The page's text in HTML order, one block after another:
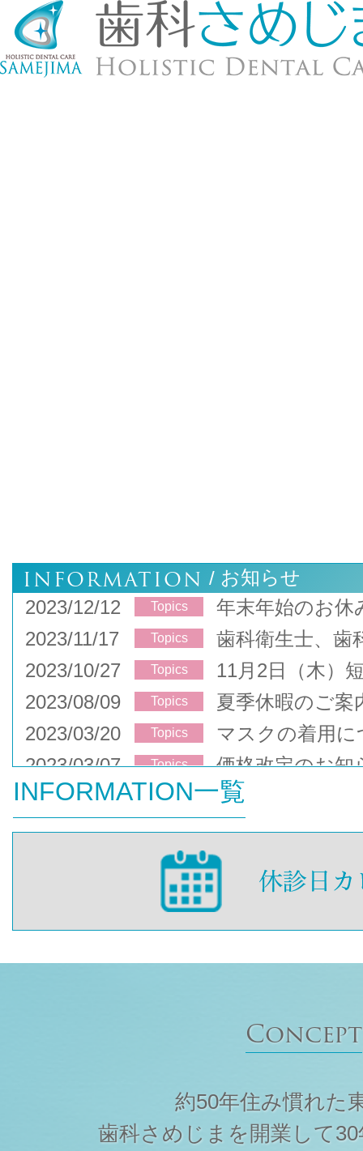
INFORMATION / お知らせ
2023/12/12
Topics
年末年始のお休
2023/11/17
Topics
歯科衛生士、歯
2023/10/27
Topics
11月2日（木）
2023/08/09
Topics
夏季休暇のご案
2023/03/20
Topics
マスクの着用に
2023/03/07
Topics 価格改定のお知
INFORMATION一覧
Concept
約50年住み慣れた
歯科さめじまを開業して